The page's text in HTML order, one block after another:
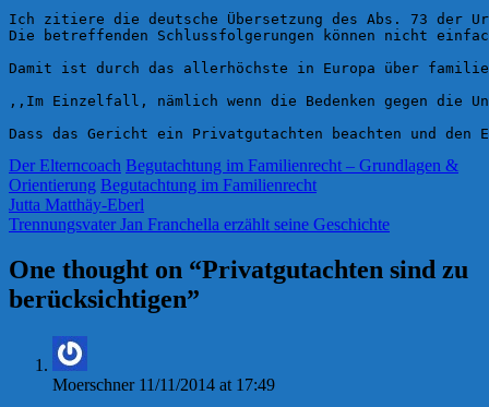
Ich zitiere die deutsche Übersetzung des Abs. 73 der
Die betreffenden Schlussfolgerungen können nicht
Damit ist durch das allerhöchste in Europa über
,,Im Einzelfall, nämlich wenn die Bedenken gegen die
Dass das Gericht ein Privatgutachten beachten und
Der Elterncoach Begutachtung im Familienrecht – Grundlagen &
Orientierung Begutachtung im Familienrecht
Jutta Matthäy-Eberl
Trennungsvater Jan Franchella erzählt seine Geschichte
One thought on “Privatgutachten sind zu
berücksichtigen”
Moerschner 11/11/2014 at 17:49